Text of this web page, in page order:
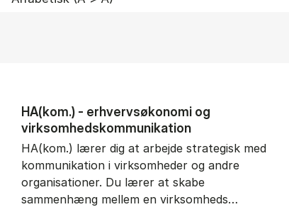
HA(kom.) - erhvervs­økonomi og
virksomheds­kommunikation
HA(kom.) lærer dig at arbejde strategisk med
kommunikation i virksomheder og andre
organisationer. Du lærer at skabe
sammenhæng mellem en virksomheds…